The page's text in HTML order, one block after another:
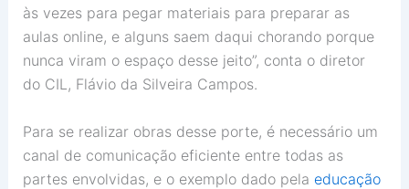
às vezes para pegar materiais para preparar as
aulas online, e alguns saem daqui chorando porque
nunca viram o espaço desse jeito”, conta o diretor
do CIL, Flávio da Silveira Campos.
Para se realizar obras desse porte, é necessário um
canal de comunicação eficiente entre todas as
partes envolvidas, e o exemplo dado pela educação